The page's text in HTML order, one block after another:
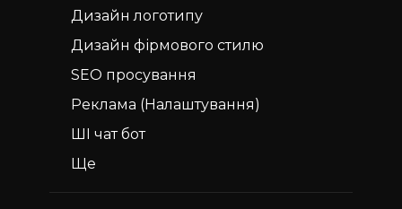
Дизайн логотипу
Дизайн фірмового стилю
SEO просування
Реклама (Налаштування)
ШІ чат бот
Ще